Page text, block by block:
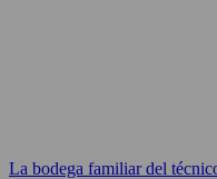
La bodega familiar del